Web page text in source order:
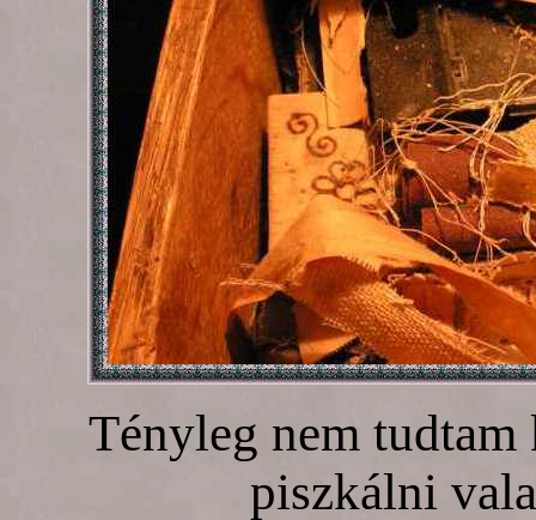
Tényleg nem
piszkálni